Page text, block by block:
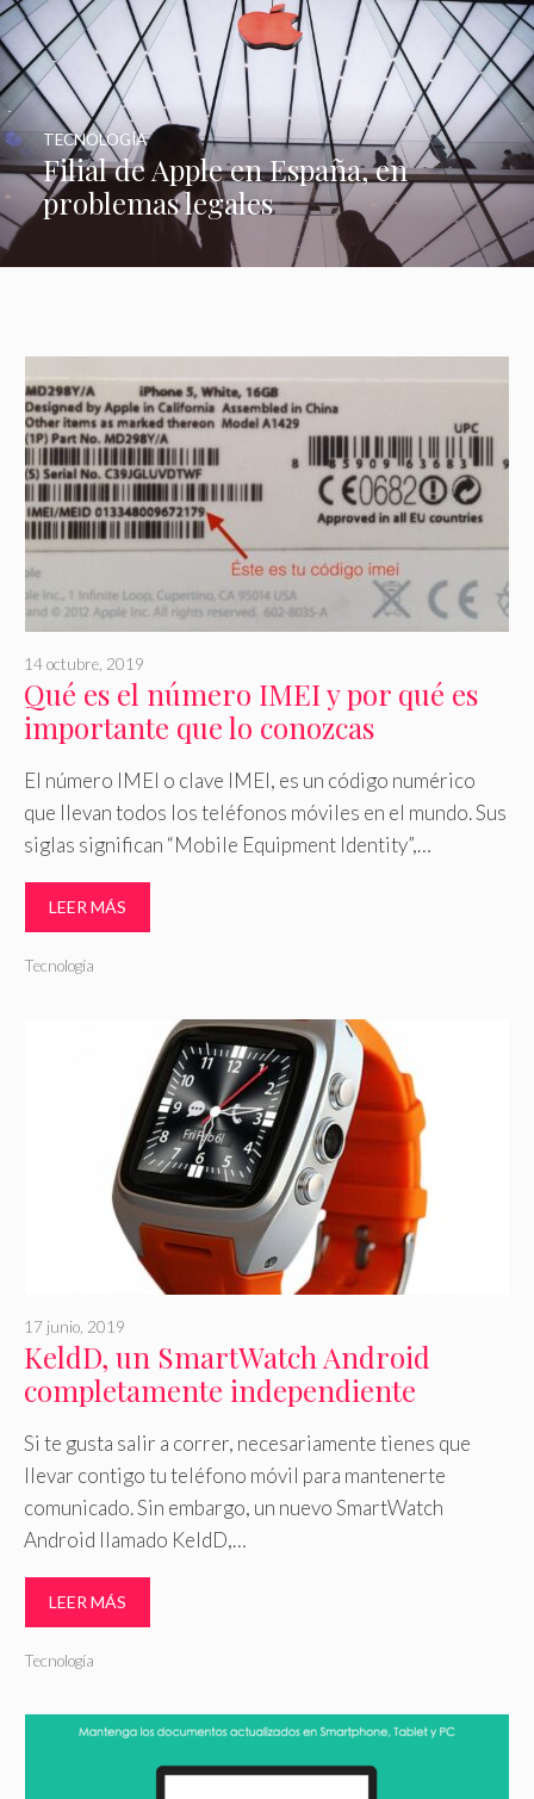
Filial de Apple en España, en
problemas legales
TECNOLOGÍA
Qué es el número IMEI y por qué es
importante que lo conozcas
14 octubre, 2019
El número IMEI o clave IMEI, es un código numérico
que llevan todos los teléfonos móviles en el mundo. Sus
siglas significan “Mobile Equipment Identity”,…
LEER MÁS
Tecnología
KeldD, un SmartWatch Android
completamente independiente
17 junio, 2019
Si te gusta salir a correr, necesariamente tienes que
llevar contigo tu teléfono móvil para mantenerte
comunicado. Sin embargo, un nuevo SmartWatch
Android llamado KeldD,…
LEER MÁS
Tecnología